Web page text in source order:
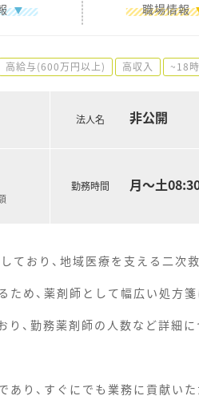
職場情報
高給与(600万円以上) 高収入 ~18
法人名 非公開
勤務時間 月～土
おり、地域医療を支える二次
め、薬剤師として幅広い処方
、勤務薬剤師の人数など詳細
り、すぐにでも業務に貢献い